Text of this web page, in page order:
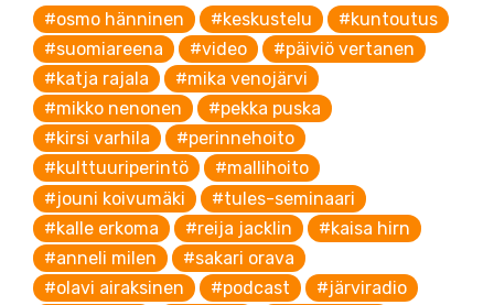
#osmo hänninen #keskustelu
#kuntoutus
#suomiareena
#video
#päiviö vertanen
#katja rajala
#mika venojärvi
#mikko nenonen
#pekka puska
#kirsi varhila
#perinnehoito
#kulttuuriperintö
#mallihoito
#jouni koivumäki
#tules-seminaari
#kalle erkoma
#reija jacklin
#kaisa hirn
#anneli milen
#sakari orava
#olavi airaksinen
#podcast
#järviradio